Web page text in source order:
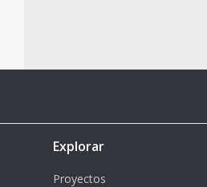
Explorar
Proyectos